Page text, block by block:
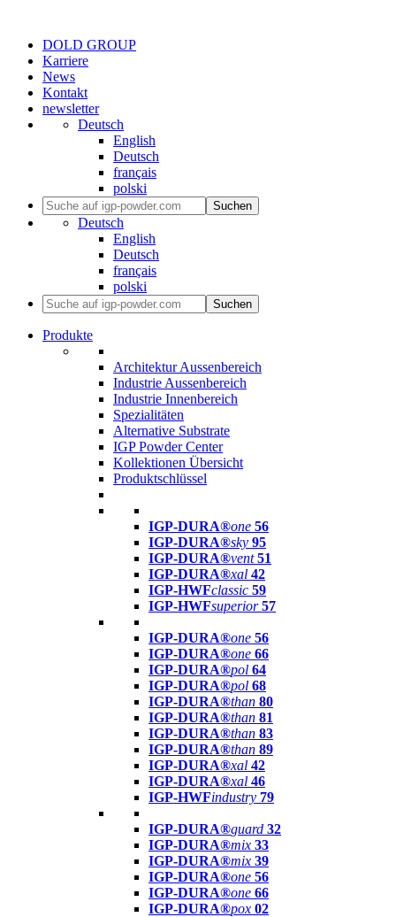
DOLD GROUP
Karriere
News
Kontakt
newsletter
Deutsch
English
Deutsch
français
polski
Suchen
Deutsch
English
Deutsch
français
polski
Suchen
Produkte
Architektur Aussenbereich
Industrie Aussenbereich
Industrie Innenbereich
Spezialitäten
Alternative Substrate
IGP Powder Center
Kollektionen Übersicht
Produktschlüssel
IGP-DURA®one 56
IGP-DURA®sky 95
IGP-DURA®vent 51
IGP-DURA®xal 42
IGP-HWFclassic 59
IGP-HWFsuperior 57
IGP-DURA®one 56
IGP-DURA®one 66
IGP-DURA®pol 64
IGP-DURA®pol 68
IGP-DURA®than 80
IGP-DURA®than 81
IGP-DURA®than 83
IGP-DURA®than 89
IGP-DURA®xal 42
IGP-DURA®xal 46
IGP-HWFindustry 79
IGP-DURA®guard 32
IGP-DURA®mix 33
IGP-DURA®mix 39
IGP-DURA®one 56
IGP-DURA®one 66
IGP-DURA®pox 02